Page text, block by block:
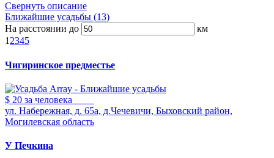
Свернуть описание
Ближайшие усадьбы (13)
На расстоянии до
км
1 2345
Чигиринское предместье
$ 20 за человека
ул. Набережная, д. 65а, д.Чечевичи, Быховский район,
Могилевская область
У Печкина